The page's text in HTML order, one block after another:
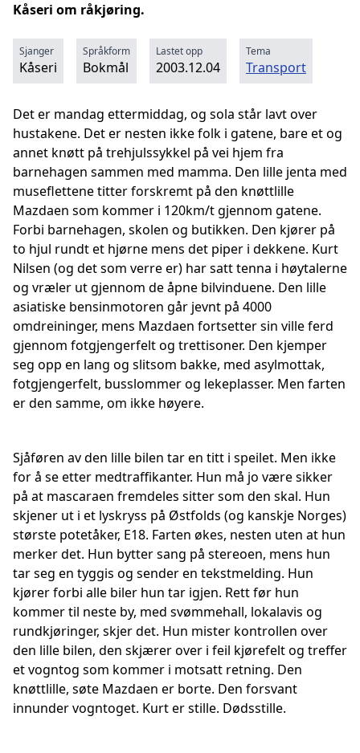
Kåseri om råkjøring.
Sjanger
Kåseri
Språkform
Bokmål
Lastet opp
2003.12.04
Tema
Transport
Det er mandag ettermiddag, og sola står lavt over
hustakene. Det er nesten ikke folk i gatene, bare et og
annet knøtt på trehjulssykkel på vei hjem fra
barnehagen sammen med mamma. Den lille jenta med
museflettene titter forskremt på den knøttlille
Mazdaen som kommer i 120km/t gjennom gatene.
Forbi barnehagen, skolen og butikken. Den kjører på
to hjul rundt et hjørne mens det piper i dekkene. Kurt
Nilsen (og det som verre er) har satt tenna i høytalerne
og vræler ut gjennom de åpne bilvinduene. Den lille
asiatiske bensinmotoren går jevnt på 4000
omdreininger, mens Mazdaen fortsetter sin ville ferd
gjennom fotgjengerfelt og trettisoner. Den kjemper
seg opp en lang og slitsom bakke, med asylmottak,
fotgjengerfelt, busslommer og lekeplasser. Men farten
er den samme, om ikke høyere.
Sjåføren av den lille bilen tar en titt i speilet. Men ikke
for å se etter medtraffikanter. Hun må jo være sikker
på at mascaraen fremdeles sitter som den skal. Hun
skjener ut i et lyskryss på Østfolds (og kanskje Norges)
største potetåker, E18. Farten økes, nesten uten at hun
merker det. Hun bytter sang på stereoen, mens hun
tar seg en tyggis og sender en tekstmelding. Hun
kjører forbi alle biler hun tar igjen. Rett før hun
kommer til neste by, med svømmehall, lokalavis og
rundkjøringer, skjer det. Hun mister kontrollen over
den lille bilen, den skjærer over i feil kjørefelt og treffer
et vogntog som kommer i motsatt retning. Den
knøttlille, søte Mazdaen er borte. Den forsvant
innunder vogntoget. Kurt er stille. Dødsstille.